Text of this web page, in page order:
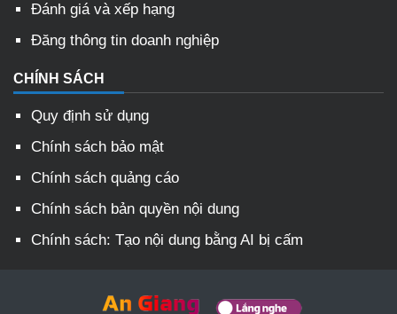
Đánh giá và xếp hạng
Đăng thông tin doanh nghiệp
CHÍNH SÁCH
Quy định sử dụng
Chính sách bảo mật
Chính sách quảng cáo
Chính sách bản quyền nội dung
Chính sách: Tạo nội dung bằng AI bị cấm